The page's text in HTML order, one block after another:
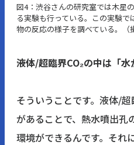
図4：渋谷さんの研究室では木星
る実験も行っている。この実験
物の反応の様子を調べている。（
――液体/超臨界CO₂の中は「
そういうことです。液体/
があることで、熱水噴出孔
環境ができるんです。それ